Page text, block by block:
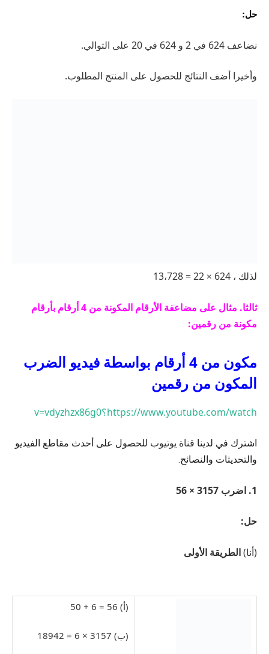
حل:
نضاعف 624 في 2 و 624 في 20 على التوالي.
وأخيرا أضف النتائج للحصول على المنتج المطلوب.
لذلك ، 624 ×
ثالثا. مثال على مضاعفة الأرقام المكونة من 4 أرقام بأرقام
مكونة من رقمين:
مكون من 4 أرقام بواسطة فيديو الضرب
المكون من رقمين
https://www.youtube.com/watch؟v=vdyzhzx86g0
اشترك في لدينا قناة يوتيوب للحصول على أحدث مقاطع الفيديو
والتحديثات والنصائح.
1. اضرب 3157 × 56
حل:
(أنا)الطريقة الأولى
(أ) 56 = 6 + 50
(ب) 3157 × 6 = 18942